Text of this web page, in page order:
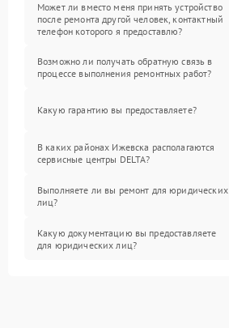
Может ли вместо меня принять устройство
после ремонта другой человек, контактный
телефон которого я предоставлю?
Возможно ли получать обратную связь в
процессе выполнения ремонтных работ?
Какую гарантию вы предоставляете?
В каких районах Ижевска располагаются
сервисные центры DELTA?
Выполняете ли вы ремонт для юридических
лиц?
Какую документацию вы предоставляете
для юридических лиц?